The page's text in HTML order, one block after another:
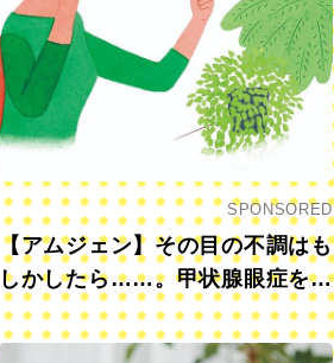
SPONSORED
【アムジェン】その目の不調はも
しかしたら……。甲状腺眼症を知
っていますか？